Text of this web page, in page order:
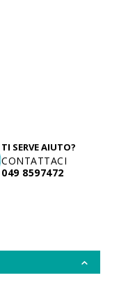
TI SERVE AIUTO?
CONTATTACI
049 8597472